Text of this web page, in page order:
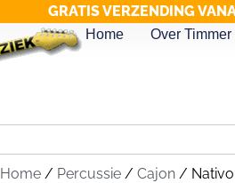
GRATIS VERZENDING
Home Over
Home/ Percussie/ Cajon/ Nativo